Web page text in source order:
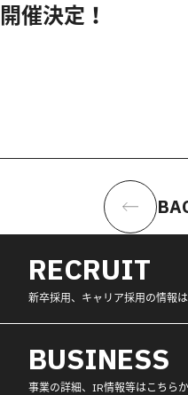
開催決定！
RECRUIT
新卒採用、キャリア採用の情報
BUSINESS
事業の詳細、IR情報等はこちら